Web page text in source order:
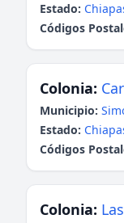
Estado:
Códigos
Colonia:
Municipio:
Estado:
Códigos
Colonia: